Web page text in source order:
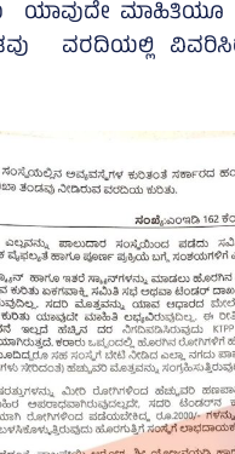
ಯಾವುದೇ ಮಾಹಿತಿಯೂ
ವರದಿಯಲ್ಲಿ